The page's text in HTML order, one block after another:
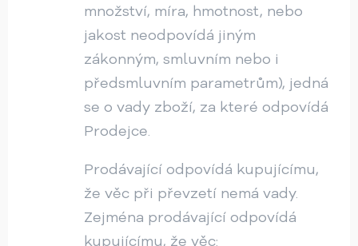
množství, míra, hmotnost, nebo
jakost neodpovídá jiným
zákonným, smluvním nebo i
předsmluvním parametrům), jedná
se o vady zboží, za které odpovídá
Prodejce.
Prodávající odpovídá kupujícímu,
že věc při převzetí nemá vady.
Zejména prodávající odpovídá
kupujícímu, že věc: